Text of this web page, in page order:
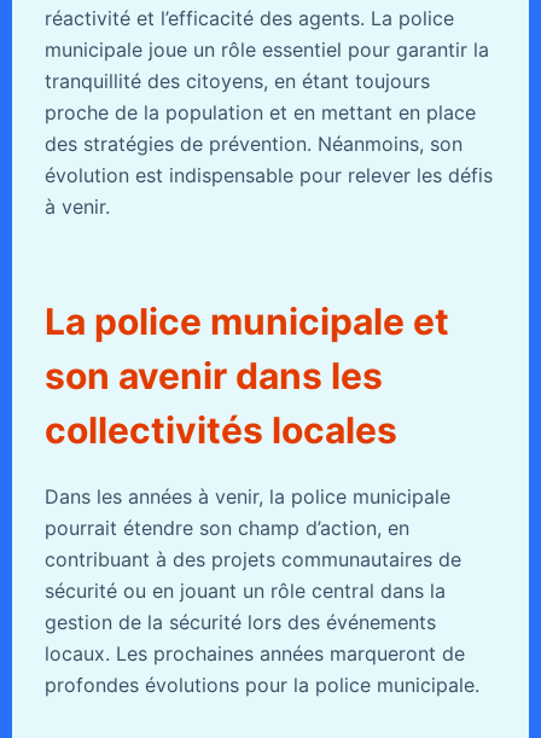
réactivité et l’efficacité des agents. La police
municipale joue un rôle essentiel pour garantir la
tranquillité des citoyens, en étant toujours
proche de la population et en mettant en place
des stratégies de prévention. Néanmoins, son
évolution est indispensable pour relever les défis
à venir.
La police municipale et
son avenir dans les
collectivités locales
Dans les années à venir, la police municipale
pourrait étendre son champ d’action, en
contribuant à des projets communautaires de
sécurité ou en jouant un rôle central dans la
gestion de la sécurité lors des événements
locaux. Les prochaines années marqueront de
profondes évolutions pour la police municipale.